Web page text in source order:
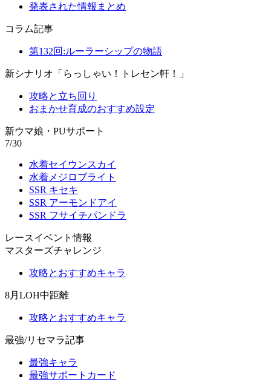
発表された情報まとめ
コラム記事
第132回:ルーラーシップの物語
新シナリオ「らっしゃい！トレセン軒！」
攻略と立ち回り
おまかせ育成のおすすめ設定
新ウマ娘・PUサポート
7/30
水着セイウンスカイ
水着メジロブライト
SSR キセキ
SSR アーモンドアイ
SSR フサイチパンドラ
レースイベント情報
マスターズチャレンジ
攻略とおすすめキャラ
8月LOH中距離
攻略とおすすめキャラ
最強/リセマラ記事
最強キャラ
最強サポートカード